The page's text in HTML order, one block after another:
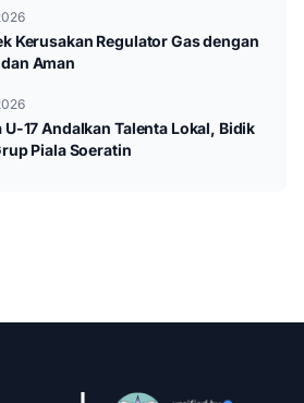
Kerusakan Regulator Gas dengan
Aman
U-17 Andalkan Talenta Lokal, Bidik
Piala Soeratin